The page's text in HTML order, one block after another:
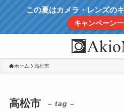
この夏はカメラ・レンズの
キャンペーン
ホーム 高松市
高松市 – tag –